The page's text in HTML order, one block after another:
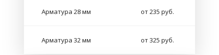
Арматура 28 мм от 235 руб.
Арматура 32 мм от 325 руб.